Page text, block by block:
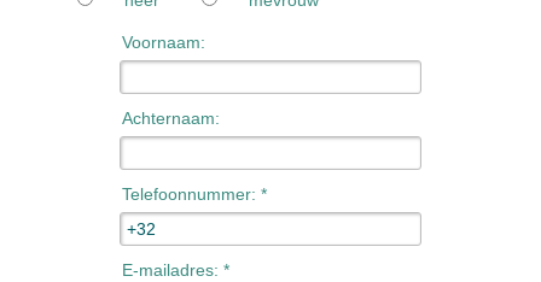
Voornaam:
Achternaam:
Telefoonnummer: *
E-mailadres: *